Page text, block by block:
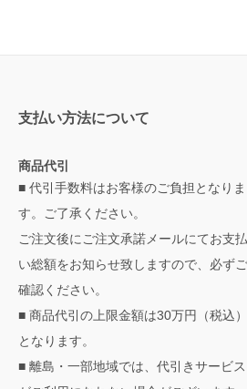
支払い方法について
商品代引
■ 代引手数料はお客様のご負担となりま
す。ご了承ください。
ご注文後にご注文承諾メールにてお支払
い総額をお知らせ致しますので、必ずご
確認ください。
■ 商品代引の上限金額は30万円（税込）
となります。
■ 離島・一部地域では、代引きサービス